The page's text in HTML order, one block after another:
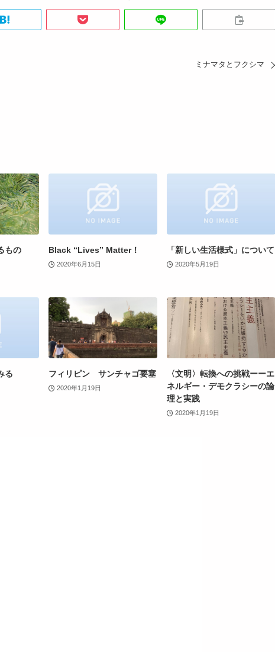
ミナマタとフクシマ
もの Black “Lives” Matter！
2020年6月15日
「新しい生活様式」について
2020年5月19日
る フィリピン サンチャゴ要塞
2020年1月19日
〈文明〉転換への挑戦ーーエ
ネルギー・デモクラシーの論
理と実践
2020年1月19日